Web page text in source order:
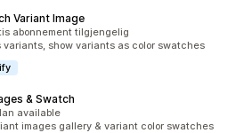
Variant Image
abonnement tilgjengelig
variants, show variants as color swatches
& Swatch
available
images gallery & variant color swatches